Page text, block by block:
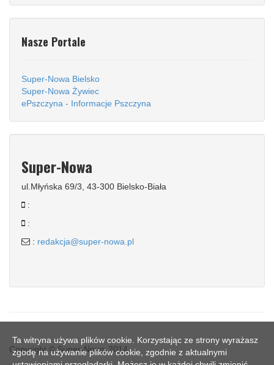
Nasze Portale
Super-Nowa Bielsko
Super-Nowa Żywiec
ePszczyna - Informacje Pszczyna
Super-Nowa
ul.Młyńska 69/3, 43-300 Bielsko-Biała
:
:
: redakcja@super-nowa.pl
Copyright © Super-Nowa 2014
Ta witryna używa plików cookie. Korzystając ze strony wyrażasz
zgodę na używanie plików cookie, zgodnie z aktualnymi